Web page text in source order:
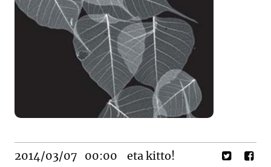
2014/03/07 00:00 eta kitto!